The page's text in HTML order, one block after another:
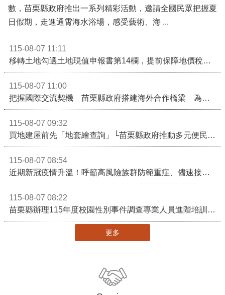
數，苗栗縣政府推出一系列精彩活動，邀請全國民眾把握夏
日假期，走進通霄海水浴場，感受藝術、海 ...
115-08-07 11:11
移轉土地勾選土地現值申報書第14欄，提前保障地價稅節稅權益
115-08-07 11:00
把握國際交流契機 苗栗縣政府搭建海外合作橋梁 為在地產業爭取更多國際市場機會
115-08-07 09:32
買地建屋前先「地套繪查詢」└苗栗縣政府推動多元便民諮詢服務
115-08-07 08:54
近期新冠疫情升溫！呼籲高風險族群防範重症、儘速接種疫苗及早就醫
115-08-07 08:22
苗栗縣辦理115年度校園性別事件調查專業人員進階培訓 深化調查實務能力 持續打造安全友善校園
更多